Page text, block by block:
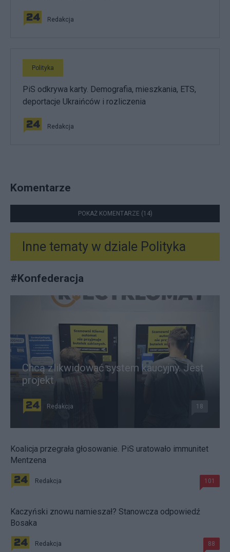
Redakcja
Polityka
PiS odkrywa karty. Demografia, mieszkania, ETS,
deportacje Ukraińców i rozliczenia
Redakcja
Komentarze
POKAŻ KOMENTARZE (14)
Inne tematy w dziale Polityka
#Konfederacja
Chcą zlikwidować system kaucyjny. Jest
projekt
Redakcja 18
Koalicja przegrała głosowanie. PiS uratowało immunitet
Mentzena
Redakcja 101
Kaczyński znowu namieszał? Stanowcza odpowiedź
Bosaka
Redakcja 88